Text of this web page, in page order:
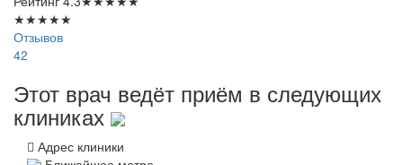
★★★★★
Отзывов
42
Этот врач ведёт приём в следующих
клиниках
Адрес клиники